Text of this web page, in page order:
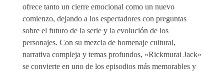
ofrece tanto un cierre emocional como un nuevo
comienzo, dejando a los espectadores con preguntas
sobre el futuro de la serie y la evolución de los
personajes. Con su mezcla de homenaje cultural,
narrativa compleja y temas profundos, «Rickmurai Jack»
se convierte en uno de los episodios más memorables y